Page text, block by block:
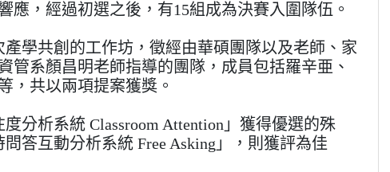
應，經過初選之後，有15組成為決賽入圍隊伍。
學共創的工作坊，徵經由華碩團隊以及老師、家
管系顏昌明老師指導的團隊，成員包括羅辛亜、
，共以兩項提案獲獎。
分析系統 Classroom Attention」獲得優選的殊
答互動分析系統 Free Asking」，則獲評為佳